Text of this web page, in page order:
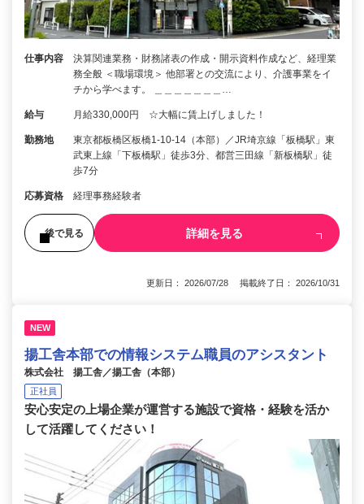
仕事内容
決算関連業務・財務諸表の作成・開示資料作成など、経理業
務全般 ＜職場環境＞ 他部署との交流により、介護事業をイ
チから学べます。 ＿＿＿＿＿＿＿…
給与 月給330,000円 ☆大幅に賃上げしました！
勤務地
東京都板橋区板橋1-10-14（本部）／JR埼京線「板橋駅」東
武東上線「下板橋駅」徒歩3分、都営三田線「新板橋駅」徒
歩7分
応募資格 経理事務経験者
後で見る 詳細を見る
更新日： 2026/07/28 掲載終了日： 2026/10/31
NEW
揚工舎本部での情報システム職員のアシスタント
株式会社 揚工舎／揚工舎（本部）
正社員
安心安定の上場企業が運営する施設で資格・経験を活か
して活躍してください！